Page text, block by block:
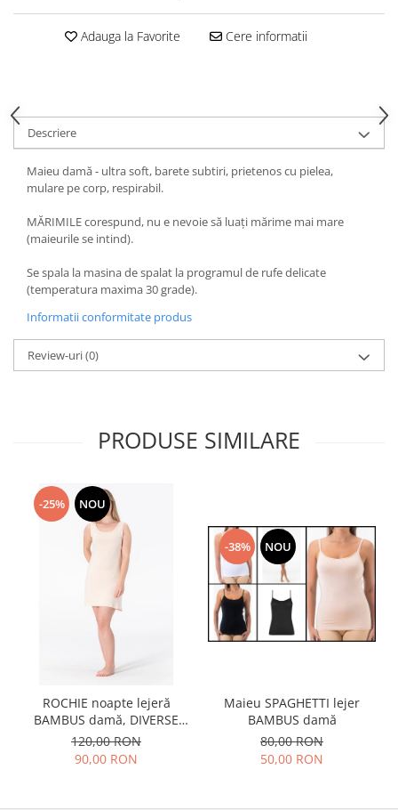
Adauga la Favorite Cere informatii
Descriere
Maieu damă - ultra soft, barete subtiri, prietenos cu pielea,
mulare pe corp, respirabil.
MĂRIMILE corespund, nu e nevoie să luați mărime mai mare
(maieurile se intind).
Se spala la masina de spalat la programul de rufe delicate
(temperatura maxima 30 grade).
Informatii conformitate produs
Review-uri(0)
PRODUSE SIMILARE
-25% NOU
ROCHIE noapte lejeră
BAMBUS damă, DIVERSE
lungimi
120,00 RON
90,00 RON
-38% NOU
Maieu SPAGHETTI lejer
BAMBUS damă
80,00 RON
50,00 RON